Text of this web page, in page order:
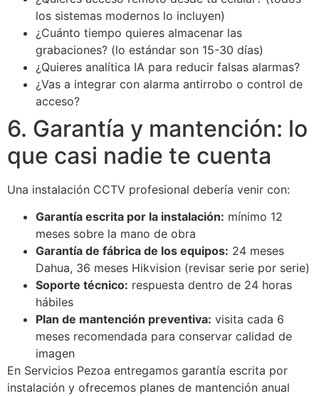
los sistemas modernos lo incluyen)
¿Cuánto tiempo quieres almacenar las
grabaciones? (lo estándar son 15-30 días)
¿Quieres analítica IA para reducir falsas alarmas?
¿Vas a integrar con alarma antirrobo o control de
acceso?
6. Garantía y mantención: lo
que casi nadie te cuenta
Una instalación CCTV profesional debería venir con:
Garantía escrita por la instalación: mínimo 12
meses sobre la mano de obra
Garantía de fábrica de los equipos: 24 meses
Dahua, 36 meses Hikvision (revisar serie por serie)
Soporte técnico: respuesta dentro de 24 horas
hábiles
Plan de mantención preventiva: visita cada 6
meses recomendada para conservar calidad de
imagen
En Servicios Pezoa entregamos garantía escrita por
instalación y ofrecemos planes de mantención anual